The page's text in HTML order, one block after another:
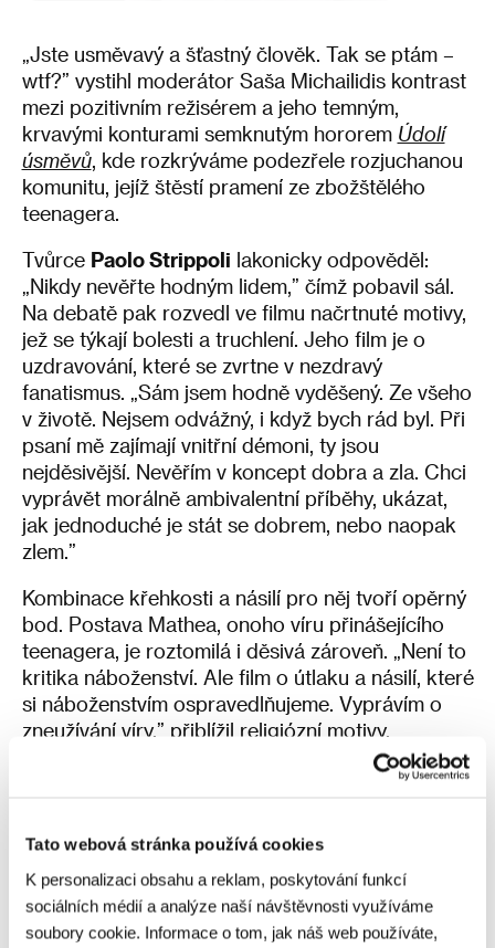
Tato webová stránka používá cookies
K personalizaci obsahu a reklam, poskytování funkcí
sociálních médií a analýze naší návštěvnosti využíváme
soubory cookie. Informace o tom, jak náš web používáte,
„Jste usměvavý a šťastný člověk. Tak se ptám –
wtf?” vystihl moderátor Saša Michailidis kontrast
mezi pozitivním režisérem a jeho temným,
krvavými konturami semknutým hororem Údolí
úsměvů, kde rozkrýváme podezřele rozjuchanou
komunitu, jejíž štěstí pramení ze zbožštělého
teenagera.
Tvůrce Paolo Strippoli lakonicky odpověděl:
„Nikdy nevěřte hodným lidem,” čímž pobavil sál.
Na debatě pak rozvedl ve filmu načrtnuté motivy,
jež se týkají bolesti a truchlení. Jeho film je o
uzdravování, které se zvrtne v nezdravý
fanatismus. „Sám jsem hodně vyděšený. Ze všeho
v životě. Nejsem odvážný, i když bych rád byl. Při
psaní mě zajímají vnitřní démoni, ty jsou
nejděsivější. Nevěřím v koncept dobra a zla. Chci
vyprávět morálně ambivalentní příběhy, ukázat,
jak jednoduché je stát se dobrem, nebo naopak
zlem.”
Kombinace křehkosti a násilí pro něj tvoří opěrný
bod. Postava Mathea, onoho víru přinášejícího
teenagera, je roztomilá i děsivá zároveň. „Není to
kritika náboženství. Ale film o útlaku a násilí, které
si náboženstvím ospravedlňujeme. Vyprávím o
zneužívání víry,” přiblížil religiózní motivy.
„Ačkoli jsme coby Italové silně věřící a katolicky
specifická komunita někde uctívá konkrétní
osobu, bylo ve 20. století velmi běžné. Dělal jsem
film s respektem k těm, kteří v podobná dogmata
věří. Vyrůstal jsem v katolické rodině, byť ne tolik